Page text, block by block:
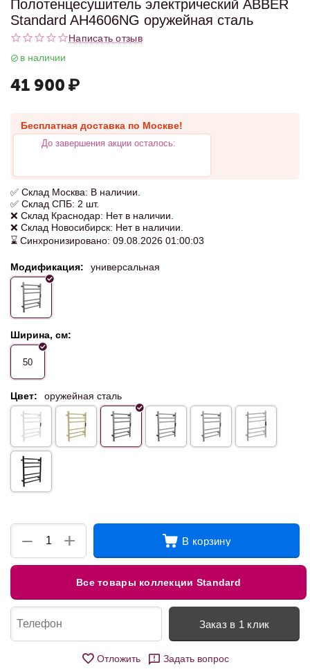
Полотенцесушитель электрический ABBER
Standard AH4606NG оружейная сталь
Написать отзыв
в наличии
41 900 ₽
Бесплатная доставка по Москве!
До завершения акции осталось:
✅ Склад Москва: В наличии.
✅ Склад СПБ: 2 шт.
❌ Склад Краснодар: Нет в наличии.
❌ Склад Новосибирск: Нет в наличии.
⌛ Синхронизировано: 09.08.2026 01:00:03
Модификация: универсальная
Ширина, см:
50
Цвет: оружейная сталь
+
− В корзину
Все товары коллекции Standard
Заказ в 1 клик
Отложить Задать вопрос